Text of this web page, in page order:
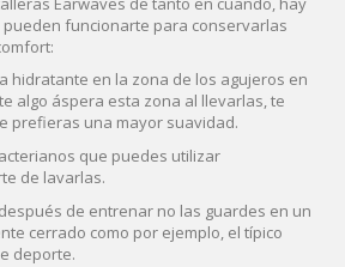
funcionarte para conservarlas
hidratante en la zona de los agujeros en
algo áspera esta zona al llevarlas, te
prefieras una mayor suavidad.
que puedes utilizar
de lavarlas.
de entrenar no las guardes en un
cerrado como por ejemplo, el típico
deporte.